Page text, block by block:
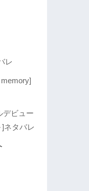
レ
デビュー
ネタバレ